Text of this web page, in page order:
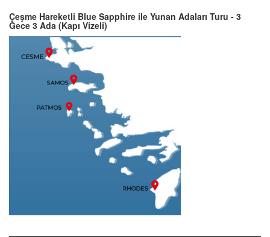
Çeşme Hareketli Blue Sapphire ile Yunan Adaları Turu - 3
Gece 3 Ada (Kapı Vizeli)